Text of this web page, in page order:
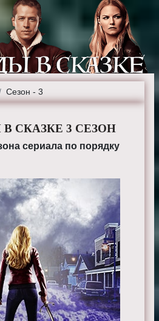
Сезон - 3
СКАЗКЕ 3 СЕЗОН
сериала по порядку